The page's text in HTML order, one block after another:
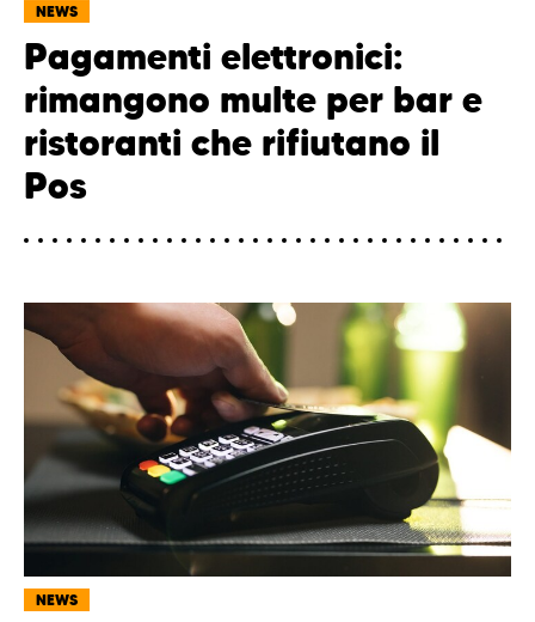
NEWS
Pagamenti elettronici:
rimangono multe per bar e
ristoranti che rifiutano il
Pos
NEWS